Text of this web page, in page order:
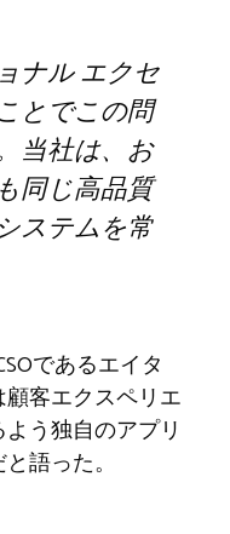
ナル エクセ
とでこの問
当社は、お
同じ高品質
ステムを常
であるエイタ
客エクスペリエ
う独自のアプリ
語った。